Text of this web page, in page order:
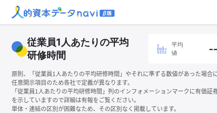
従業員1人あたりの平均
研修時間
平均
値
--
原則、「従業員1人あたりの平均研修時間」やそれに準ずる数値があった場合
任意開示項目のため各社で定義が異なります。
「従業員1人あたりの平均研修時間」列のインフォメーションマークに有価証
を示していますので詳細は有報をご覧ください。
単体・連結の区別が困難なため、その区別なく掲載しています。